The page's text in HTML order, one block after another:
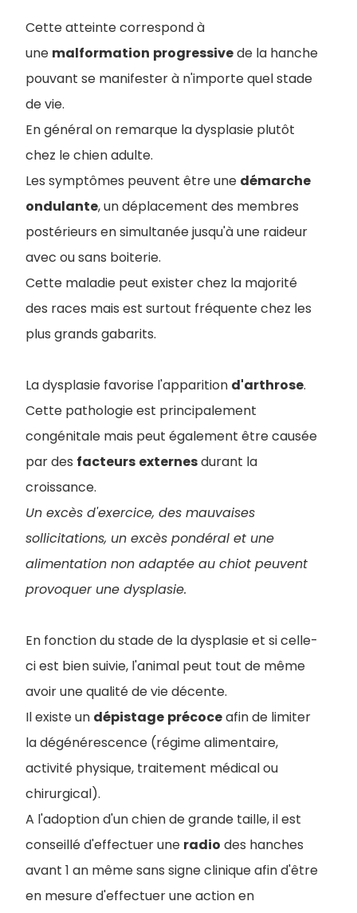
Cette atteinte correspond à
une malformation progressivede la hanche
pouvant se manifester à n'importe quel stade
de vie.
En général on remarque la dysplasie plutôt
chez le chien adulte.
Les symptômes peuvent être une démarche
ondulante, un déplacement des membres
postérieurs en simultanée jusqu'à une raideur
avec ou sans boiterie.
Cette maladie peut exister chez la majorité
des races mais est surtout fréquente chez les
plus grands gabarits.
La dysplasie favorise l'apparition d'arthrose.
Cette pathologie est principalement
congénitale mais peut également être causée
par des facteurs externesdurant la
croissance.
Un excès d'exercice, des mauvaises
sollicitations, un excès pondéral et une
alimentation non adaptée au chiot peuvent
provoquer une dysplasie.
En fonction du stade de la dysplasie et si celle-
ci est bien suivie, l'animal peut tout de même
avoir une qualité de vie décente.
Il existe un dépistage précoceafin de limiter
la dégénérescence (régime alimentaire,
activité physique, traitement médical ou
chirurgical).
A l'adoption d'un chien de grande taille, il est
conseillé d'effectuer une radio des hanches
avant 1 an même sans signe clinique afin d'être
en mesure d'effectuer une action en